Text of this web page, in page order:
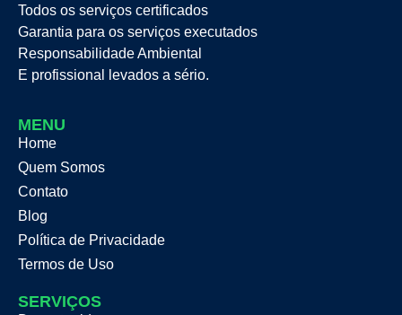
Todos os serviços certificados
Garantia para os serviços executados
Responsabilidade Ambiental
E profissional levados a sério.
MENU
Home
Quem Somos
Contato
Blog
Política de Privacidade
Termos de Uso
SERVIÇOS